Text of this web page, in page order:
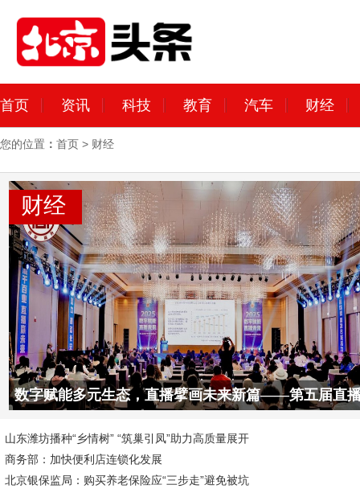
首页 资讯 科技 教育 汽车 财经
您的位置 ： 首页 > 财经
数字赋能多元生态，直播擘画未来新篇——第五届直
财经
山东潍坊播种“乡情树” “筑巢引凤”助力高质量展开
商务部：加快便利店连锁化发展
北京银保监局：购买养老保险应“三步走”避免被坑